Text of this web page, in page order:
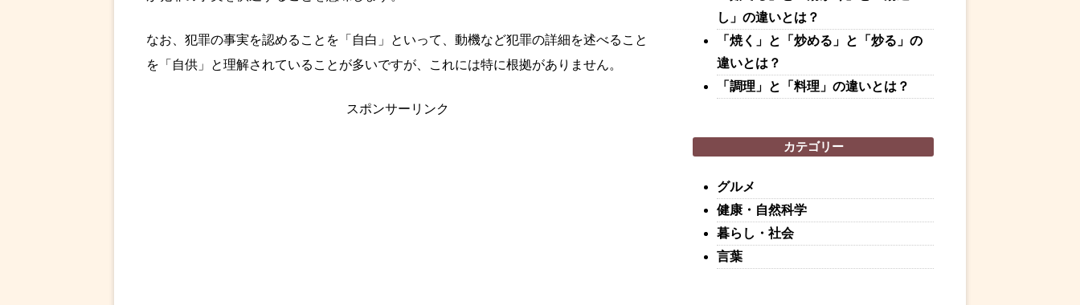
なお、犯罪の事実を認めることを「自白」といって、動機など犯罪の詳細を述べること
を「自供」と理解されていることが多いですが、これには特に根拠がありません。
スポンサーリンク
し」の違いとは？
「焼く」と「炒める」と「炒る」の
違いとは？
「調理」と「料理」の違いとは？
カテゴリー
グルメ
健康・自然科学
暮らし・社会
言葉